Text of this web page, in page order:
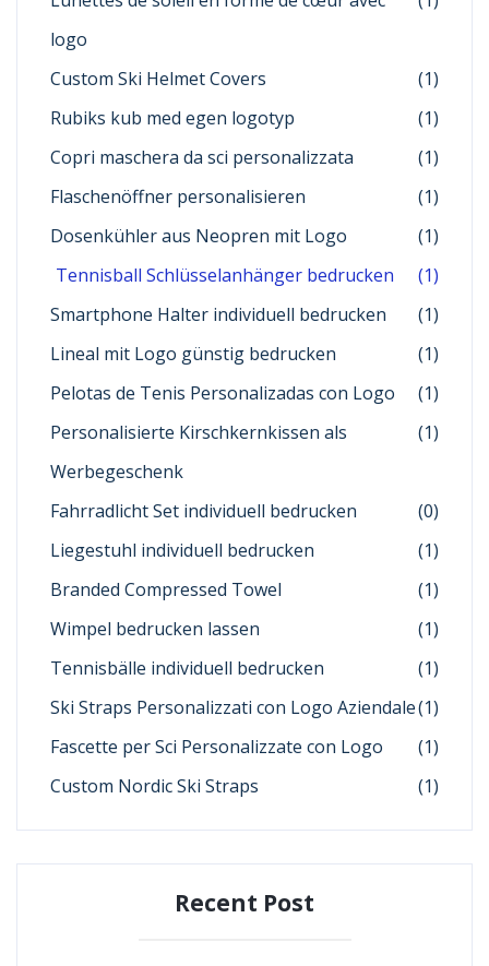
logo
Custom Ski Helmet Covers
(1)
Rubiks kub med egen logotyp
(1)
Copri maschera da sci personalizzata
(1)
Flaschenöffner personalisieren
(1)
Dosenkühler aus Neopren mit Logo
(1)
Tennisball Schlüsselanhänger bedrucken
(1)
Smartphone Halter individuell bedrucken
(1)
Lineal mit Logo günstig bedrucken
(1)
Pelotas de Tenis Personalizadas con Logo
(1)
Personalisierte Kirschkernkissen als
Werbegeschenk
(1)
Fahrradlicht Set individuell bedrucken
(0)
Liegestuhl individuell bedrucken
(1)
Branded Compressed Towel
(1)
Wimpel bedrucken lassen
(1)
Tennisbälle individuell bedrucken
(1)
Ski Straps Personalizzati con Logo Aziendale(1)
Fascette per Sci Personalizzate con Logo
(1)
Custom Nordic Ski Straps
(1)
Recent Post